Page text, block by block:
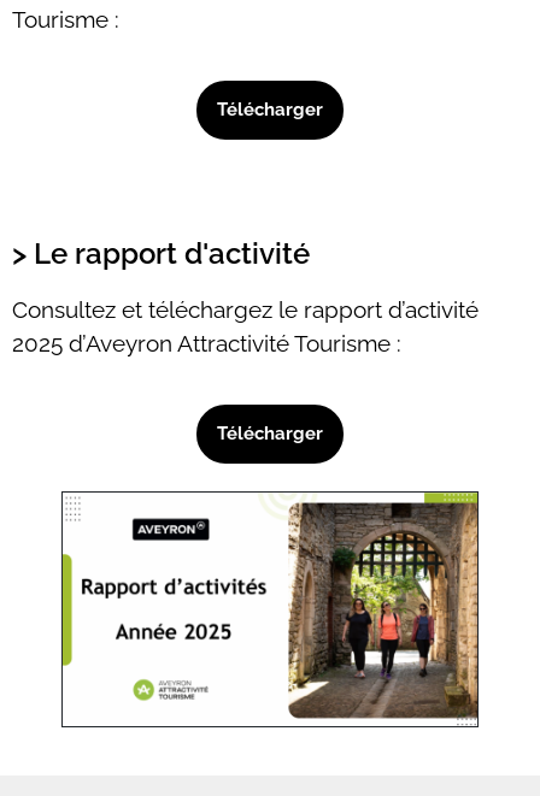
Tourisme :
Télécharger
> Le rapport d'activité
Consultez et téléchargez le rapport d’activité
2025 d’Aveyron Attractivité Tourisme :
Télécharger